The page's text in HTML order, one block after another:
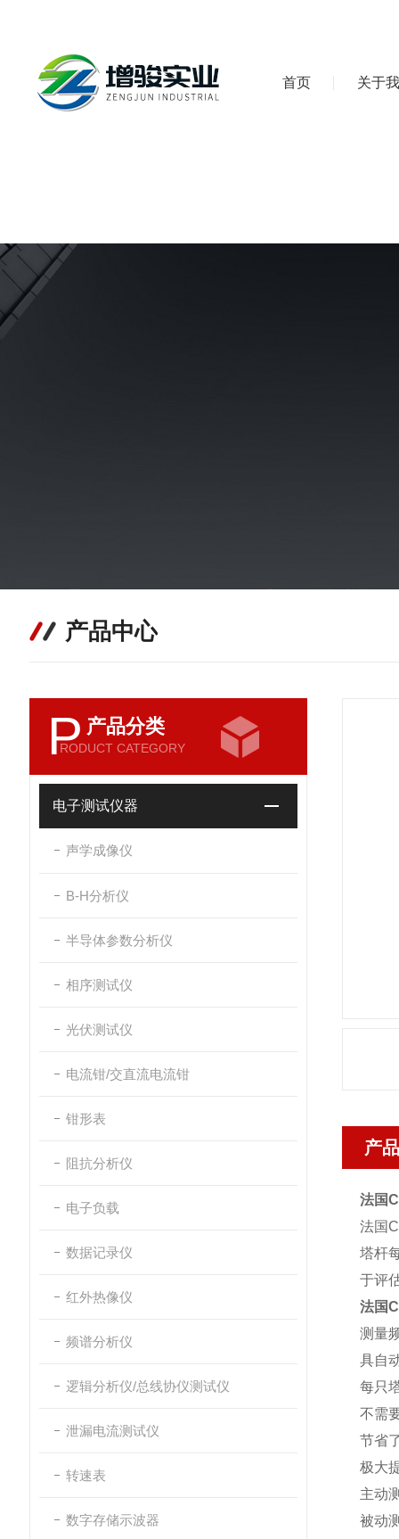
首页 关于
产品中心
P 产品分类
RODUCT CATEGORY
电子测试仪器
声学成像仪
B-H分析仪
半导体参数分析仪
相序测试仪
光伏测试仪
电流钳/交直流电流钳
钳形表
阻抗分析仪
电子负载
数据记录仪
红外热像仪
频谱分析仪
逻辑分析仪/总线协仪测试仪
泄漏电流测试仪
转速表
数字存储示波器
产
法国
法国
塔杆
于评
法国
测量
具自
每只
不需
节省
极大
主动
被动